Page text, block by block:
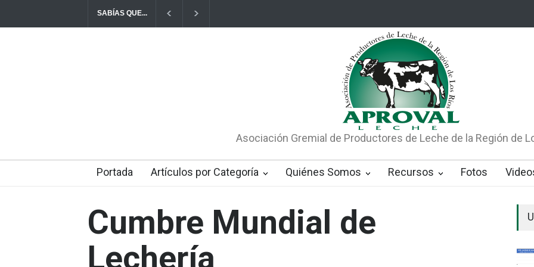
SABÍAS QUE...
De cada 3 litros de leche que se producen en Chile 1 proviene de la Región de Los Ríos
Asociación Gremial de Productores de Leche de la Región de
Portada Artículos por Categoría Quiénes Somos Recursos Fotos
Cumbre Mundial de
Lechería